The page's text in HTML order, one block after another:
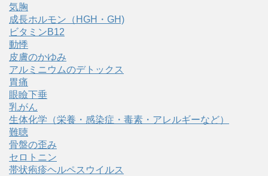
気胸
成長ホルモン（HGH・GH)
ビタミンB12
動悸
皮膚のかゆみ
アルミニウムのデトックス
胃痛
眼瞼下垂
乳がん
生体化学（栄養・感染症・毒素・アレルギーなど）
難聴
骨盤の歪み
セロトニン
帯状疱疹ヘルペスウイルス